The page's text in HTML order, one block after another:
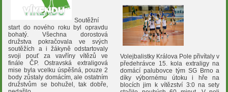
Soutěžní
start do nového roku byl opravdu
bohatý. Všechna dorostová
družstva pokračovala ve svých
soutěžích a i žákyně odstartovaly
svoji pouť za vavříny vítězů ve
finále ČP. Ostravská extraligová
mise byla vcelku úspěšná, pouze 2
body zůstaly domácím, ale ostatním
družstvům se bohužel, tak dobře,
Volejbalistky Králova Pole přivítaly v
předehrávce 15. kola extraligy na
domácí palubovce tým SG Brno a
díky výbornému útoku i hře na
blocích jim k vítězství 3:0 na sety